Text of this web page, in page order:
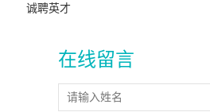
诚聘英才
在线留言